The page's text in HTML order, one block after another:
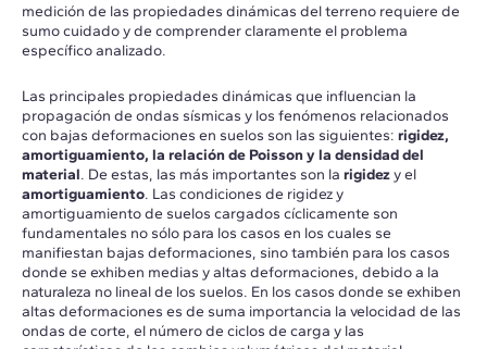
medición de las propiedades dinámicas del terreno requiere de
sumo cuidado y de comprender claramente el problema
específico analizado.
Las principales propiedades dinámicas que influencian la
propagación de ondas sísmicas y los fenómenos relacionados
con bajas deformaciones en suelos son las siguientes: rigidez,
amortiguamiento, la relación de Poisson y la densidad del
material. De estas, las más importantes son la rigidezy el
amortiguamiento. Las condiciones de rigidez y
amortiguamiento de suelos cargados cíclicamente son
fundamentales no sólo para los casos en los cuales se
manifiestan bajas deformaciones, sino también para los casos
donde se exhiben medias y altas deformaciones, debido a la
naturaleza no lineal de los suelos. En los casos donde se exhiben
altas deformaciones es de suma importancia la velocidad de las
ondas de corte, el número de ciclos de carga y las